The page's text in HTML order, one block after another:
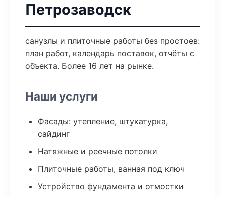
Петрозаводск
санузлы и плиточные работы без простоев:
план работ, календарь поставок, отчёты с
объекта. Более 16 лет на рынке.
Наши услуги
Фасады: утепление, штукатурка,
сайдинг
Натяжные и реечные потолки
Плиточные работы, ванная под ключ
Устройство фундамента и отмостки